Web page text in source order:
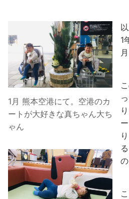
1月 熊本空港にて。空港のカ
ートが大好きな真ちゃん大ち
ゃん
1